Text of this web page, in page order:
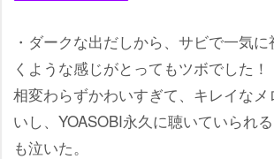
・ダークな出だしから、サビで一気
くような感じがとってもツボでした
相変わらずかわいすぎて、キレイな
いし、YOASOBI永久に聴いていられ
も泣いた。